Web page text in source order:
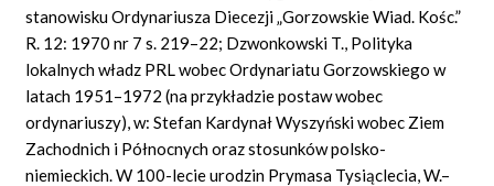
stanowisku Ordynariusza Diecezji „Gorzowskie Wiad. Kośc.”
R. 12: 1970 nr 7 s. 219–22; Dzwonkowski T., Polityka
lokalnych władz PRL wobec Ordynariatu Gorzowskiego w
latach 1951–1972 (na przykładzie postaw wobec
ordynariuszy), w: Stefan Kardynał Wyszyński wobec Ziem
Zachodnich i Północnych oraz stosunków polsko-
niemieckich. W 100-lecie urodzin Prymasa Tysiąclecia, W.–